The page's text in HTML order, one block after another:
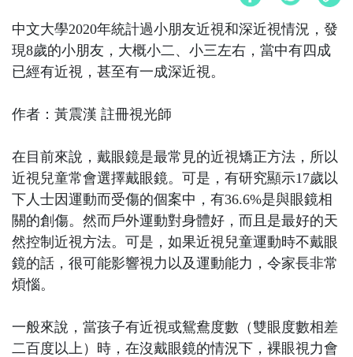
中文大學2020年統計過小朋友近視和深近視情況，發
現8歲的小朋友，大概小二、小三左右，當中有四成
已經有近視，甚至有一成深近視。
作者：黃震漢 註冊視光師
在目前來說，戴眼鏡是最常見的近視矯正方法，所以
近視兒童常會選擇戴眼鏡。可是，有研究顯示17歲以
下人士因運動而受傷的個案中，有36.6%是與眼鏡相
關的創傷。然而戶外運動對身體好，而且是最好的天
然控制近視方法。可是，如果近視兒童運動時不戴眼
鏡的話，很可能影響視力以及運動能力，令家長非常
煩惱。
一般來說，當孩子有近視或鴛鴦度數（雙眼度數相差
二百度以上）時，在沒戴眼鏡的情況下，裸眼視力會